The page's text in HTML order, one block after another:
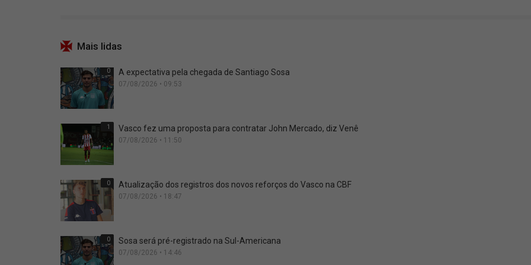
Mais lidas
0 A expectativa pela chegada de Santiago Sosa
07/08/2026 • 09:53
1 Vasco fez uma proposta para contratar John Mercado, diz Venê
07/08/2026 • 11:50
0 Atualização dos registros dos novos reforços do Vasco na CBF
07/08/2026 • 18:47
0 Sosa será pré-registrado na Sul-Americana
07/08/2026 • 14:46